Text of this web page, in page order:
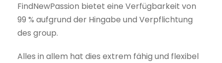
FindNewPassion bietet eine Verfügbarkeit von
99 % aufgrund der Hingabe und Verpflichtung
des group.
Alles in allem hat dies extrem fähig und flexibel